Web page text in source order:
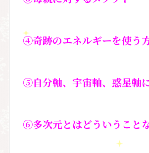
④奇跡のエネルギーを使う
⑤自分軸、宇宙軸、惑星軸
⑥多次元とはどういうこと